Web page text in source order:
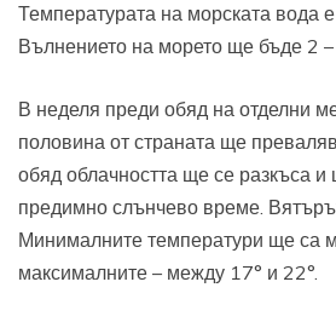
Температурата на морската вода
Вълнението на морето ще бъде 2
В неделя преди обяд на отделни
половина от страната ще
обяд облачността ще се разкъса
предимно слънчево време.
Минималните температури ще са
максималните – между 17° и 22°.